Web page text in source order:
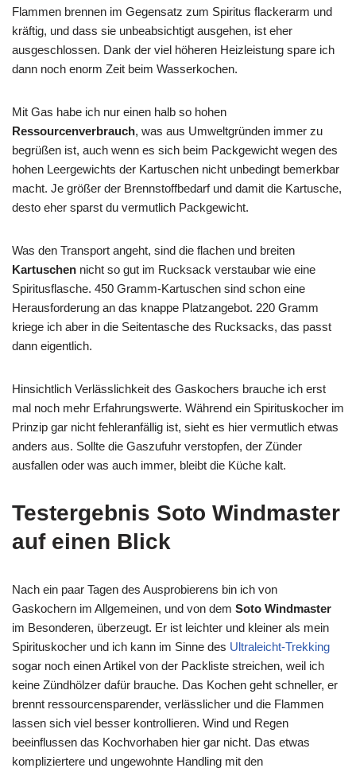
Flammen brennen im Gegensatz zum Spiritus flackerarm und
kräftig, und dass sie unbeabsichtigt ausgehen, ist eher
ausgeschlossen. Dank der viel höheren Heizleistung spare ich
dann noch enorm Zeit beim Wasserkochen.
Mit Gas habe ich nur einen halb so hohen
Ressourcenverbrauch, was aus Umweltgründen immer zu
begrüßen ist, auch wenn es sich beim Packgewicht wegen des
hohen Leergewichts der Kartuschen nicht unbedingt bemerkbar
macht. Je größer der Brennstoffbedarf und damit die Kartusche,
desto eher sparst du vermutlich Packgewicht.
Was den Transport angeht, sind die flachen und breiten
Kartuschen nicht so gut im Rucksack verstaubar wie eine
Spiritusflasche. 450 Gramm-Kartuschen sind schon eine
Herausforderung an das knappe Platzangebot. 220 Gramm
kriege ich aber in die Seitentasche des Rucksacks, das passt
dann eigentlich.
Hinsichtlich Verlässlichkeit des Gaskochers brauche ich erst
mal noch mehr Erfahrungswerte. Während ein Spirituskocher im
Prinzip gar nicht fehleranfällig ist, sieht es hier vermutlich etwas
anders aus. Sollte die Gaszufuhr verstopfen, der Zünder
ausfallen oder was auch immer, bleibt die Küche kalt.
Testergebnis Soto Windmaster
auf einen Blick
Nach ein paar Tagen des Ausprobierens bin ich von
Gaskochern im Allgemeinen, und von dem Soto Windmaster
im Besonderen, überzeugt. Er ist leichter und kleiner als mein
Spirituskocher und ich kann im Sinne des Ultraleicht-Trekking
sogar noch einen Artikel von der Packliste streichen, weil ich
keine Zündhölzer dafür brauche. Das Kochen geht schneller, er
brennt ressourcensparender, verlässlicher und die Flammen
lassen sich viel besser kontrollieren. Wind und Regen
beeinflussen das Kochvorhaben hier gar nicht. Das etwas
kompliziertere und ungewohnte Handling mit den